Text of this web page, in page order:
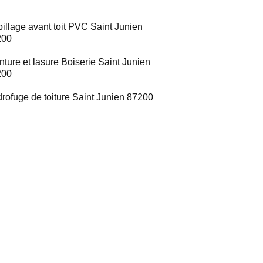
avant toit PVC Saint Junien
et lasure Boiserie Saint Junien
de toiture Saint Junien 87200